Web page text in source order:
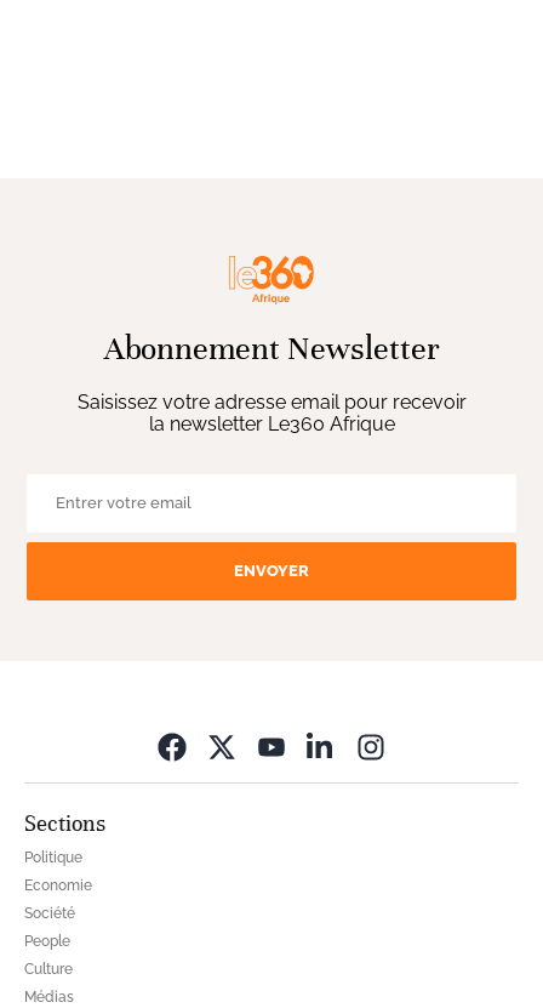
Abonnement Newsletter
Saisissez votre adresse email pour recevoir
la newsletter Le360 Afrique
ENVOYER
Sections
Politique
Economie
Société
People
Culture
Médias